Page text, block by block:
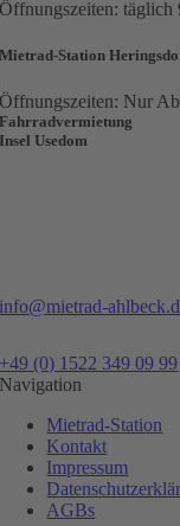
Öffnungszeiten:
Mietrad-Station
Öffnungszeiten: Nur
Fahrradvermietung
Insel Usedom
info@mietrad-
+49 (0) 1522 349 09 99
Navigation
Mietrad-Station
Kontakt
Impressum
AGBs